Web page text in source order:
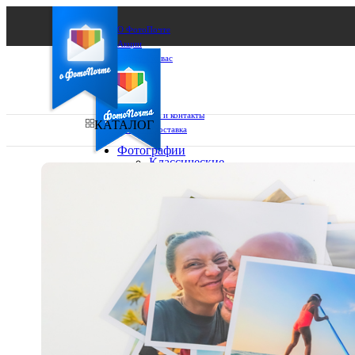
О ФотоПочте
Акции
Сделаем за вас
Бизнесу
FAQ
Франшиза
Поддержка и контакты
Оплата и доставка
Выберите из списка:
КАТАЛОГ
Фотографии
Классические
10х15
15х15
15х20
20х20
20х30
30х30
30х40
А4
Фото
в